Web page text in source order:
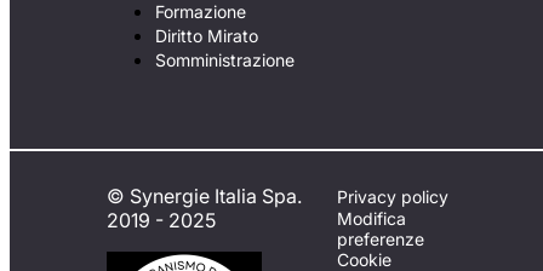
Formazione
Diritto Mirato
Somministrazione
© Synergie Italia Spa.
2019 - 2025
Privacy policy
Modifica
preferenze
Cookie